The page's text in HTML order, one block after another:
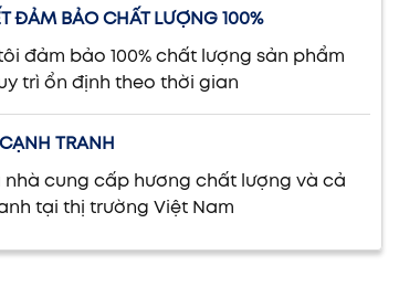
ĐẢM BẢO CHẤT LƯỢNG 100%
đảm bảo 100% chất lượng sản phẩm
trì ổn định theo thời gian
TRANH
nhà cung cấp hương chất lượng và cả
tại thị trường Việt Nam